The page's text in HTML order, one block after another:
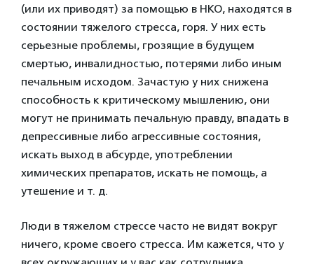
(или их приводят) за помощью в НКО, находятся в
состоянии тяжелого стресса, горя. У них есть
серьезные проблемы, грозящие в будущем
смертью, инвалидностью, потерями либо иным
печальным исходом. Зачастую у них снижена
способность к критическому мышлению, они
могут не принимать печальную правду, впадать в
депрессивные либо агрессивные состояния,
искать выход в абсурде, употреблении
химических препаратов, искать не помощь, а
утешение и т. д.
Люди в тяжелом стрессе часто не видят вокруг
ничего, кроме своего стресса. Им кажется, что у